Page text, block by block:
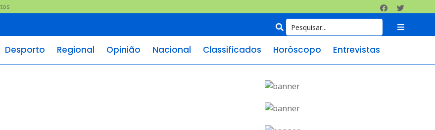
Desporto Regional Opinião Nacional Classificados Horóscopo Entrevistas